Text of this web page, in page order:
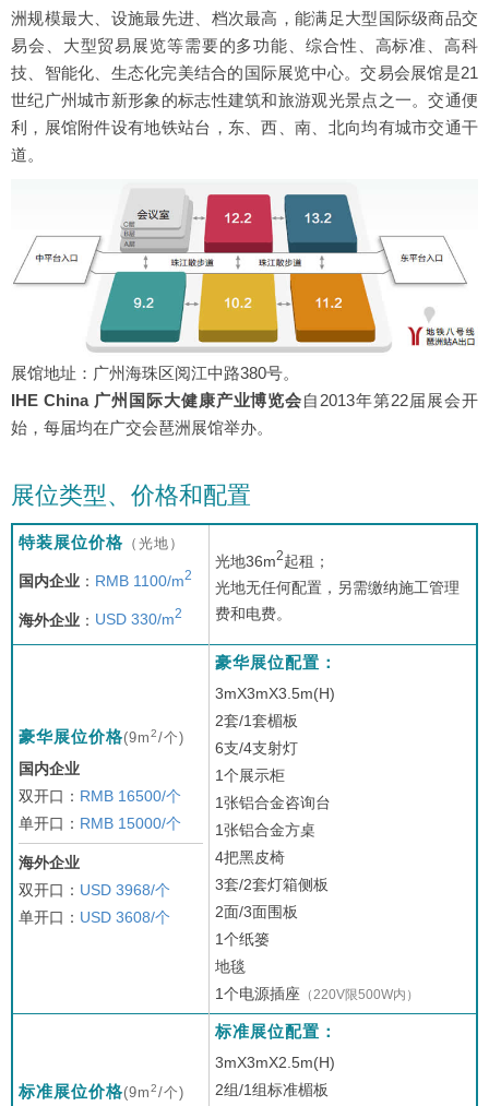
洲规模最大、设施最先进、档次最高，能满足大型国际级商品交
易会、大型贸易展览等需要的多功能、综合性、高标准、高科
技、智能化、生态化完美结合的国际展览中心。交易会展馆是21
世纪广州城市新形象的标志性建筑和旅游观光景点之一。交通便
利，展馆附件设有地铁站台，东、西、南、北向均有城市交通干
道。
展馆地址：广州海珠区阅江中路380号。
IHE China 广州国际大健康产业博览会自2013年第22届展会开
始，每届均在广交会琶洲展馆举办。
展位类型、价格和配置
特装展位价格 （光地）
国内企业 ： RMB 1100/m2
海外企业 ： USD 330/m2
光地36m2起租；
光地无任何配置，另需缴纳施工管理
费和电费。
豪华展位价格(9m2/个)
国内企业
双开口： RMB 16500/个
单开口： RMB 15000/个
海外企业
双开口： USD 3968/个
单开口： USD 3608/个
豪华展位配置：
3mX3mX3.5m(H)
2套/1套楣板
6支/4支射灯
1个展示柜
1张铝合金咨询台
1张铝合金方桌
4把黑皮椅
3套/2套灯箱侧板
2面/3面围板
1个纸篓
地毯
1个电源插座 （220V限500W内）
标准展位价格(9m2/个)
标准展位配置：
3mX3mX2.5m(H)
2组/1组标准楣板